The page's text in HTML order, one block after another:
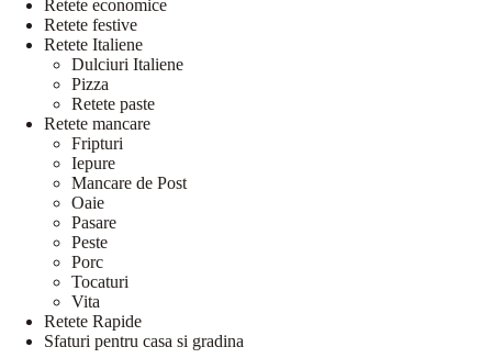
Retete economice
Retete festive
Retete Italiene
Dulciuri Italiene
Pizza
Retete paste
Retete mancare
Fripturi
Iepure
Mancare de Post
Oaie
Pasare
Peste
Porc
Tocaturi
Vita
Retete Rapide
Sfaturi pentru casa si gradina